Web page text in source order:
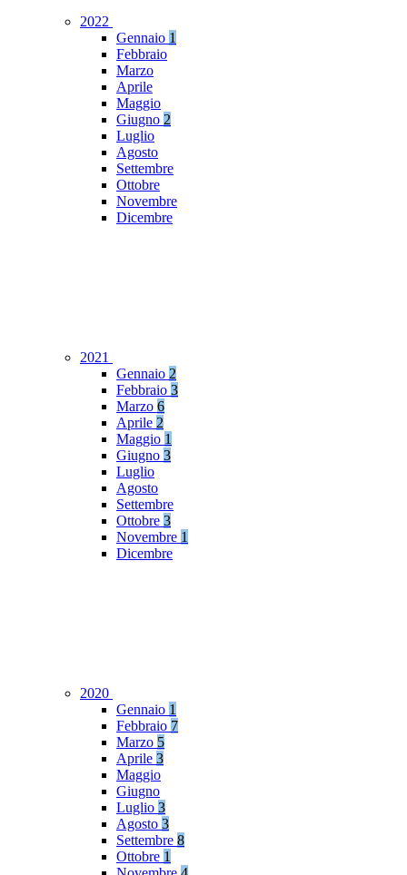
2022
Gennaio 1
Febbraio
Marzo
Aprile
Maggio
Giugno 2
Luglio
Agosto
Settembre
Ottobre
Novembre
Dicembre
2021
Gennaio 2
Febbraio 3
Marzo 6
Aprile 2
Maggio 1
Giugno 3
Luglio
Agosto
Settembre
Ottobre 3
Novembre 1
Dicembre
2020
Gennaio 1
Febbraio 7
Marzo 5
Aprile 3
Maggio
Giugno
Luglio 3
Agosto 3
Settembre 8
Ottobre 1